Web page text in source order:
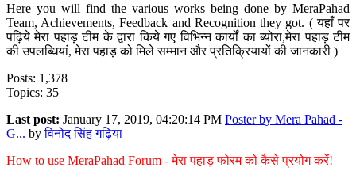
Here you will find the various works being done by MeraPahad
Team, Achievements, Feedback and Recognition they got. ( यहाँ पर
पढ़िये मेरा पहाड़ टीम के द्वारा किये गए विभिन्न कार्यों का ब्योरा,मेरा पहाड़ टीम
की उपलब्धियां, मेरा पहाड़ को मिले सम्मान और प्रतिक्रियायों की जानकारी )
Posts: 1,378
Topics: 35
Last post: January 17, 2019, 04:20:14 PM Poster by Mera Pahad -
G... byविनोद सिंह गढ़िया
How to use MeraPahad Forum - मेरा पहाड़ फोरम को कैसे प्रयोग करें!